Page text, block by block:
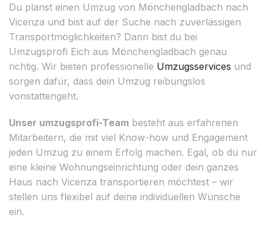
Du planst einen Umzug von Mönchengladbach nach
Vicenza und bist auf der Suche nach zuverlässigen
Transportmöglichkeiten? Dann bist du bei
Umzugsprofi Eich aus Mönchengladbach genau
richtig. Wir bieten professionelle Umzugsservices und
sorgen dafür, dass dein Umzug reibungslos
vonstattengeht.
Unser umzugsprofi-Team besteht aus erfahrenen
Mitarbeitern, die mit viel Know-how und Engagement
jeden Umzug zu einem Erfolg machen. Egal, ob du nur
eine kleine Wohnungseinrichtung oder dein ganzes
Haus nach Vicenza transportieren möchtest – wir
stellen uns flexibel auf deine individuellen Wünsche
ein.